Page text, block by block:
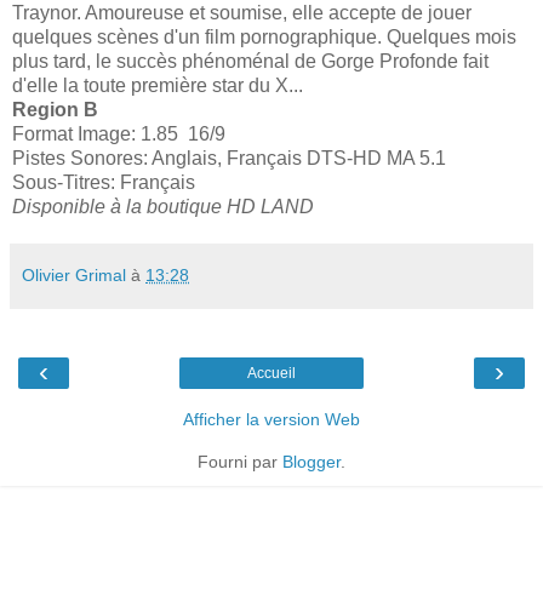
Traynor. Amoureuse et soumise, elle accepte de jouer
quelques scènes d'un film pornographique. Quelques mois
plus tard, le succès phénoménal de Gorge Profonde fait
d'elle la toute première star du X...
Region B
Format Image: 1.85 16/9
Pistes Sonores: Anglais, Français DTS-HD MA 5.1
Sous-Titres: Français
Disponible à la boutique HD LAND
Olivier Grimal à 13:28
‹ ›
Accueil
Afficher la version Web
Fourni par Blogger.